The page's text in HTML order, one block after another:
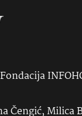
Čengić, Milica